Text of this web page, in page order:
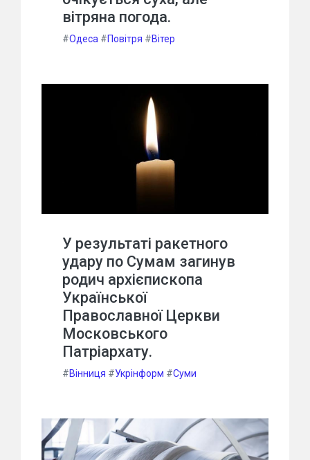
вітряна погода.
#Одеса #Повітря #Вітер
У результаті ракетного
удару по Сумам загинув
родич архієпископа
Української
Православної Церкви
Московського
Патріархату.
#Вінниця #Укрінформ #Суми